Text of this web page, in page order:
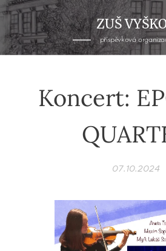
ZUŠ
příspěvková
Koncert:
07.10.2024